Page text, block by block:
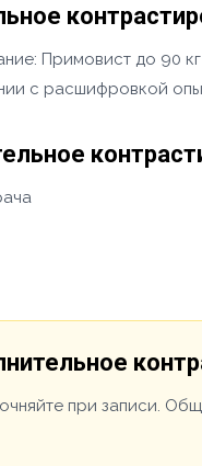
Примовист до 90
с расшифровкой
при записи.